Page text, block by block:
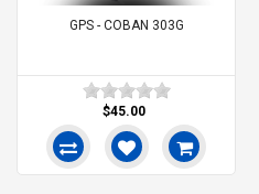
GPS - COBAN 303G
$45.00